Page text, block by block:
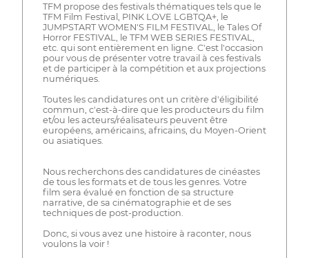
TFM propose des festivals thématiques tels que le
TFM Film Festival, PINK LOVE LGBTQA+, le
JUMPSTART WOMEN'S FILM FESTIVAL, le Tales Of
Horror FESTIVAL, le TFM WEB SERIES FESTIVAL,
etc. qui sont entièrement en ligne. C'est l'occasion
pour vous de présenter votre travail à ces festivals
et de participer à la compétition et aux projections
numériques.
Toutes les candidatures ont un critère d'éligibilité
commun, c'est-à-dire que les producteurs du film
et/ou les acteurs/réalisateurs peuvent être
européens, américains, africains, du Moyen-Orient
ou asiatiques.
Nous recherchons des candidatures de cinéastes
de tous les formats et de tous les genres. Votre
film sera évalué en fonction de sa structure
narrative, de sa cinématographie et de ses
techniques de post-production.
Donc, si vous avez une histoire à raconter, nous
voulons la voir !